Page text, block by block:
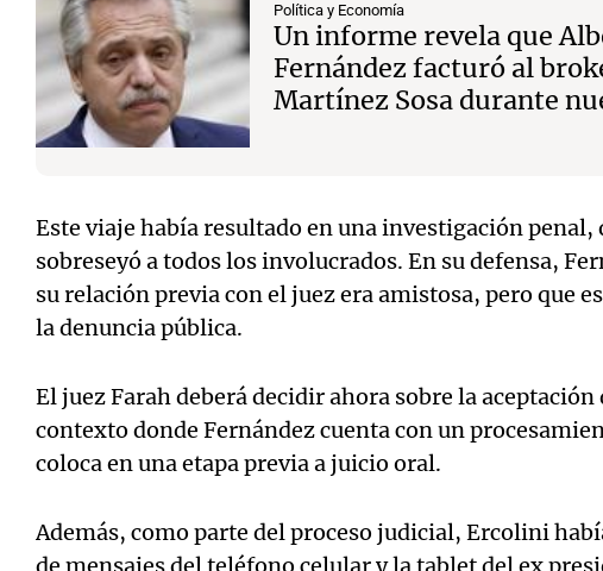
Política y Economía
Un informe revela que
Fernández facturó al
Martínez Sosa durante
Este viaje había resultado en una investigación
sobreseyó a todos los involucrados. En su defensa,
su relación previa con el juez era amistosa, pero que
la denuncia pública.
El juez Farah deberá decidir ahora sobre la
contexto donde Fernández cuenta con un
coloca en una etapa previa a juicio oral.
Además, como parte del proceso judicial, Ercolini